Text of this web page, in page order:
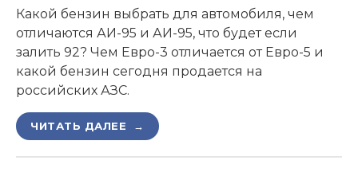
Какой бензин выбрать для автомобиля, чем
отличаются АИ-95 и АИ-95, что будет если
залить 92? Чем Евро-3 отличается от Евро-5 и
какой бензин сегодня продается на
российских АЗС.
ЧИТАТЬ ДАЛЕЕ →